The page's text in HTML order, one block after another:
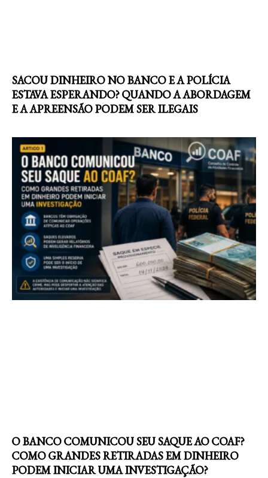
SACOU DINHEIRO NO BANCO E A POLÍCIA
ESTAVA ESPERANDO? QUANDO A ABORDAGEM
E A APREENSÃO PODEM SER ILEGAIS
O BANCO COMUNICOU SEU SAQUE AO COAF?
COMO GRANDES RETIRADAS EM DINHEIRO
PODEM INICIAR UMA INVESTIGAÇÃO?